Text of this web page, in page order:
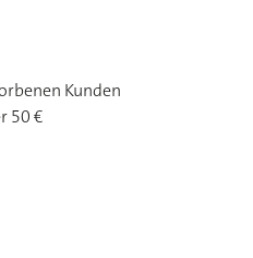
Kunden
50 €